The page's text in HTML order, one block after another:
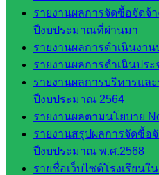
รายงานผลการจัดซื้อจัดจ้
ปีงบประมาณที่ผ่านมา
รายงานผลการดำเนินงา
รายงานผลการดำเนินประ
รายงานผลการบริหารแ
ปีงบประมาณ 2564
รายงานผลตามนโยบาย
รายงานสรุปผลการจัดซื้อ
ปีงบประมาณ พ.ศ.2568
รายชื่อเว็บไซต์โรงเรียน
มอำนวย
การ
กลุ่ม
บริหาร
งานงาน
เงินและ
สินทรัพย์
กลุ่มน
โยบาย
และแผน